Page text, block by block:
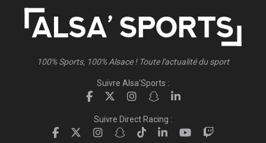
100% Sports, 100% Alsace ! Toute l'actualité du sport
Suivre Alsa'Sports :
Suivre Direct Racing :